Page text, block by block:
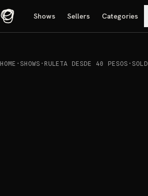
Shows Sellers Categories
HOME · SHOWS · RULETA DESDE 40 PESOS · SOLD